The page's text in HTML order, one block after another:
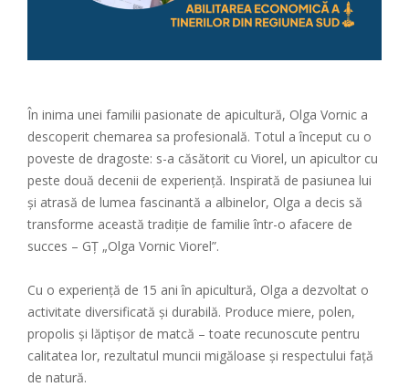
În inima unei familii pasionate de apicultură, Olga Vornic a
descoperit chemarea sa profesională. Totul a început cu o
poveste de dragoste: s-a căsătorit cu Viorel, un apicultor cu
peste două decenii de experiență. Inspirată de pasiunea lui
și atrasă de lumea fascinantă a albinelor, Olga a decis să
transforme această tradiție de familie într-o afacere de
succes – GȚ „Olga Vornic Viorel”.
Cu o experiență de 15 ani în apicultură, Olga a dezvoltat o
activitate diversificată și durabilă. Produce miere, polen,
propolis și lăptișor de matcă – toate recunoscute pentru
calitatea lor, rezultatul muncii migăloase și respectului față
de natură.